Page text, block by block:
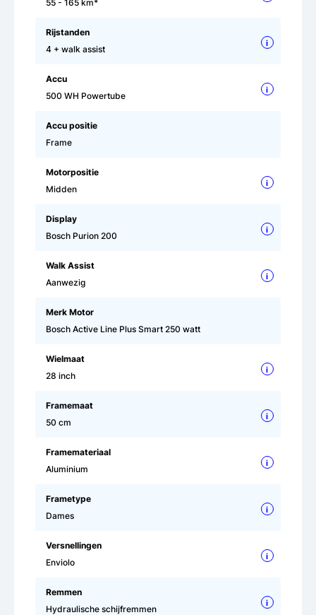
55 - 165 km*
Rijstanden
4 + walk assist
i
Accu
500 WH Powertube
i
Accu positie
Frame
Motorpositie
Midden
i
Display
Bosch Purion 200
i
Walk Assist
Aanwezig
i
Merk Motor
Bosch Active Line Plus Smart 250 watt
Wielmaat
28 inch
i
Framemaat
50 cm
i
Framemateriaal
Aluminium
i
Frametype
Dames
i
Versnellingen
Enviolo
i
Remmen
Hydraulische schijfremmen
i